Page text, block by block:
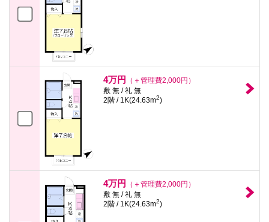
4万円
（＋管理費2,000円）
敷 無 / 礼 無
2階 / 1K(24.63m2)
4万円
（＋管理費2,000円）
敷 無 / 礼 無
2階 / 1K(24.63m2)